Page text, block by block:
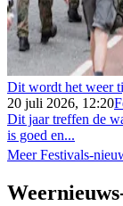
Dit wordt het weer
20 juli 2026, 12:20
Dit jaar treffen de
is goed en...
Meer Festivals-